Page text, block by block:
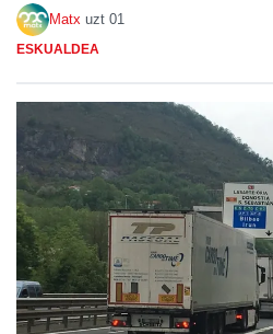
Matx uzt 01
ESKUALDEA